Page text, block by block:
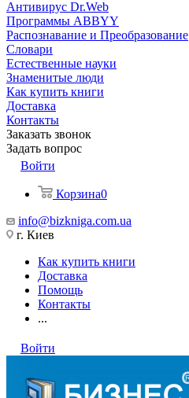
Антивирус Dr.Web
Программы ABBYY
Распознавание и Преобразование
Словари
Естественные науки
Знаменитые люди
Как купить книги
Доставка
Контакты
Заказать звонок
Задать вопрос
Войти
Корзина0
info@bizkniga.com.ua
г. Киев
Как купить книги
Доставка
Помощь
Контакты
...
Войти